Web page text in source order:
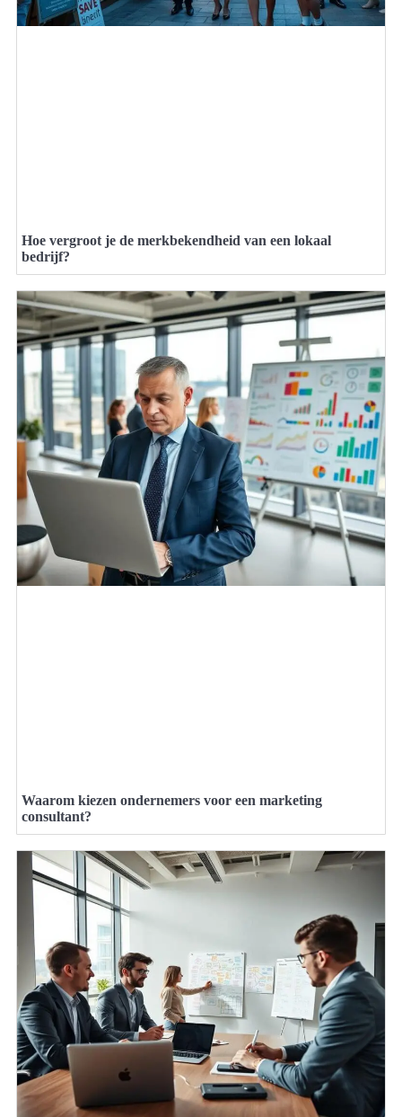
Hoe vergroot je de merkbekendheid van een lokaal
bedrijf?
Waarom kiezen ondernemers voor een marketing
consultant?